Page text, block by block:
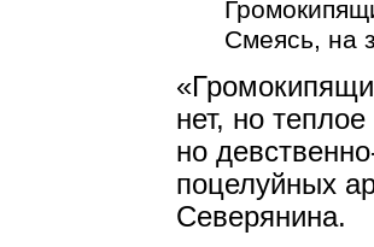
Смеясь, на
нет, но
но
поцелуйных
Северянина.